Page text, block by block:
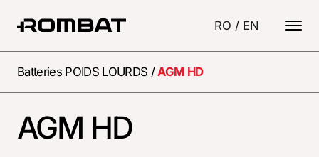
RO / EN
Batteries POIDS LOURDS / AGM HD
AGM HD